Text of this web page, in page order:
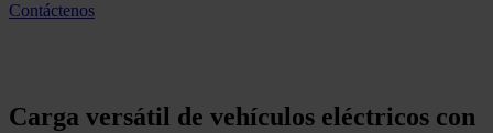
Contáctenos
Carga versátil de vehículos eléctricos con